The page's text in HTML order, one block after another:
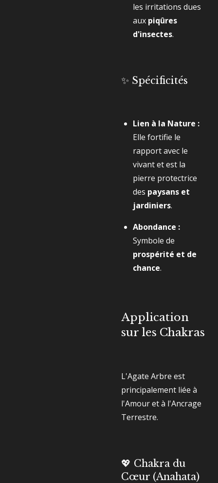
les irritations dues
aux piqûres
d'insectes.
✨ Spécificités
Lien à la Nature :
Elle fortifie le
rapport avec le
vivant et est la
pierre protectrice
des paysans et
jardiniers.
Abondance :
Symbole de
prospérité et de
chance.
Application
sur les Chakras
L'Agate Arbre est
principalement liée à
l'Amour et à l'Ancrage
Terrestre.
💖 Chakra du
Cœur (Anahata)